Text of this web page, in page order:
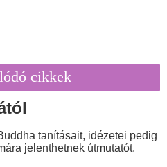
cikkek
tanításait, idézetei pedig
jelenthetnek útmutatót.